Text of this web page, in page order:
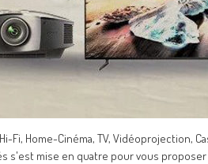
Fi, Home-Cinéma, TV, Vidéoprojection,
s'est mise en quatre pour vous